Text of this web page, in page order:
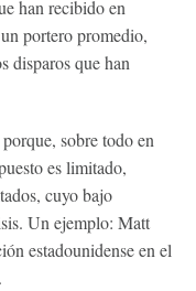
han recibido en
portero promedio,
disparos que han
sobre todo en
es limitado,
cuyo bajo
Un ejemplo: Matt
estadounidense en el